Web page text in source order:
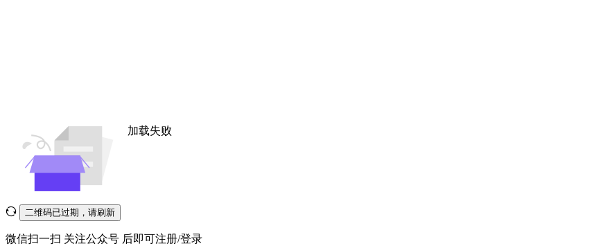
加载失败
二维码已过期，请刷新
微信扫一扫 关注公众号 后即可注册/登录